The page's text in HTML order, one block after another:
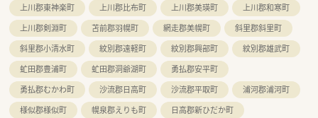
上川郡東神楽町
上川郡比布町 上川郡美瑛町
上川郡和寒町
上川郡剣淵町
苫前郡羽幌町 網走郡美幌町
斜里郡斜里町
斜里郡小清水町
紋別郡遠軽町 紋別郡興部町
紋別郡雄武町
虻田郡豊浦町
虻田郡洞爺湖町
勇払郡安平町
勇払郡むかわ町
沙流郡日高町 沙流郡平取町
浦河郡浦河町
様似郡様似町
幌泉郡えりも町
日高郡新ひだか町